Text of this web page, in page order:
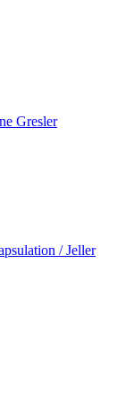
Gresler
/ Jeller